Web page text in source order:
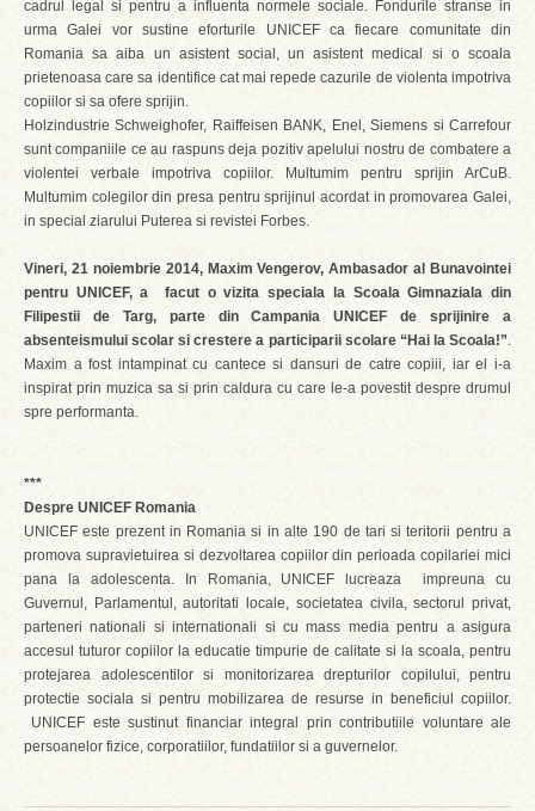
cadrul legal si pentru a influenta normele sociale. Fondurile stranse in
urma Galei vor sustine eforturile UNICEF ca fiecare comunitate din
Romania sa aiba un asistent social, un asistent medical si o scoala
prietenoasa care sa identifice cat mai repede cazurile de violenta impotriva
copiilor si sa ofere sprijin.
Holzindustrie Schweighofer, Raiffeisen BANK, Enel, Siemens si Carrefour
sunt companiile ce au raspuns deja pozitiv apelului nostru de combatere a
violentei verbale impotriva copiilor. Multumim pentru sprijin ArCuB.
Multumim colegilor din presa pentru sprijinul acordat in promovarea Galei,
in special ziarului Puterea si revistei Forbes.
Vineri, 21 noiembrie 2014, Maxim Vengerov, Ambasador al Bunavointei
pentru UNICEF, a facut o vizita speciala la Scoala Gimnaziala din
Filipestii de Targ, parte din Campania UNICEF de sprijinire a
absenteismului scolar si crestere a participarii scolare “Hai la Scoala!”.
Maxim a fost intampinat cu cantece si dansuri de catre copiii, iar el i-a
inspirat prin muzica sa si prin caldura cu care le-a povestit despre drumul
spre performanta.
***
Despre UNICEF Romania
UNICEF este prezent in Romania si in alte 190 de tari si teritorii pentru a
promova supravietuirea si dezvoltarea copiilor din perioada copilariei mici
pana la adolescenta. In Romania, UNICEF lucreaza impreuna cu
Guvernul, Parlamentul, autoritati locale, societatea civila, sectorul privat,
parteneri nationali si internationali si cu mass media pentru a asigura
accesul tuturor copiilor la educatie timpurie de calitate si la scoala, pentru
protejarea adolescentilor si monitorizarea drepturilor copilului, pentru
protectie sociala si pentru mobilizarea de resurse in beneficiul copiilor.
UNICEF este sustinut financiar integral prin contributiile voluntare ale
persoanelor fizice, corporatiilor, fundatiilor si a guvernelor.